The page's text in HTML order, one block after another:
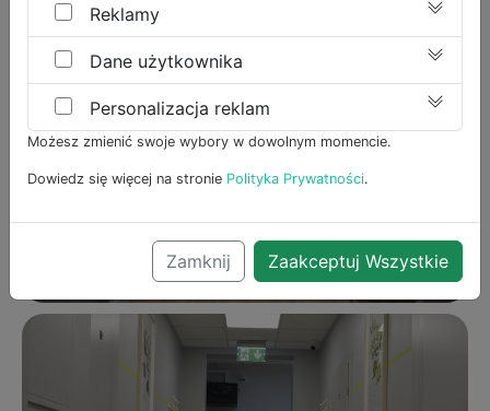
Reklamy
Dane użytkownika
Personalizacja reklam
Możesz zmienić swoje wybory w dowolnym momencie.
Dowiedz się więcej na stronie Polityka Prywatności.
Zamknij Zaakceptuj Wszystkie